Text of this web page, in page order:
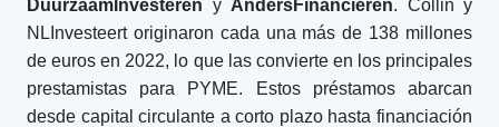
DuurzaamInvesteren y AndersFinancieren. Collin y
NLInvesteert originaron cada una más de 138 millones
de euros en 2022, lo que las convierte en los principales
prestamistas para PYME. Estos préstamos abarcan
desde capital circulante a corto plazo hasta financiación